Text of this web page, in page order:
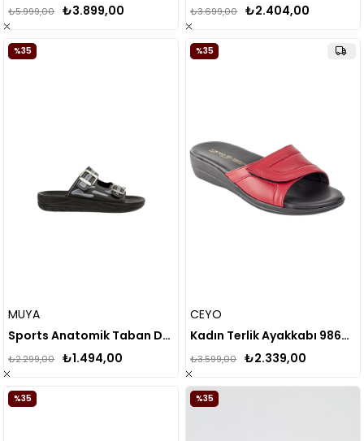
₺3.899,00
₺5.999,00
₺2.404,00
₺3.699,00
MUYA
Sports Anatomik Taban Dört Mevsim Erkek Terlik
₺1.494,00
₺2.299,00
%35
CEYO
Kadın Terlik Ayakkabı 9863-36
₺2.339,00
₺3.599,00
%35
%35 %35